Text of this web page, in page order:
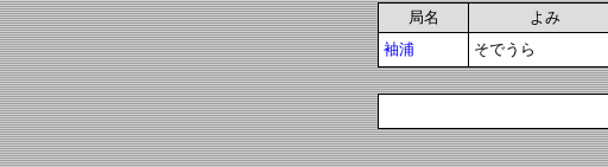
局名
よみ
袖浦
そでうら